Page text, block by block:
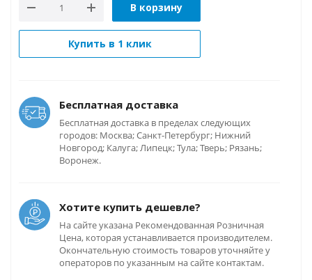
В корзину
Купить в 1 клик
Бесплатная доставка
Бесплатная доставка в пределах следующих
городов: Москва; Санкт-Петербург; Нижний
Новгород; Калуга; Липецк; Тула; Тверь; Рязань;
Воронеж.
Хотите купить дешевле?
На сайте указана Рекомендованная Розничная
Цена, которая устанавливается производителем.
Окончательную стоимость товаров уточняйте у
операторов по указанным на сайте контактам.